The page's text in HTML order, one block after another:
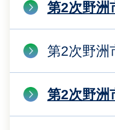
第2次野洲
第2次野洲
第2次野洲